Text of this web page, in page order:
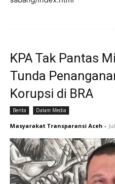
KPA Tak Pantas
Tunda
Korupsi di BRA
Berita Dalam Media
Masyarakat Transparansi Aceh -